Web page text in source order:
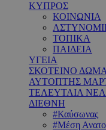
ΚΥΠΡΟΣ
ΚΟΙΝΩΝΙΑ
ΤΟΠΙΚΑ
ΠΑΙΔΕΙΑ
ΥΓΕΙΑ
ΣΚΟΤΕΙΝΟ
ΑΥΤΟΠΤΗΣ
ΤΕΛΕΥΤΑΙΑ ΝΕΑ
ΔΙΕΘΝΗ
#Καύσωνας
#Μέση